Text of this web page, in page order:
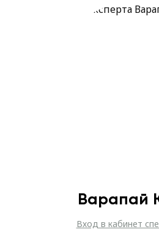
Варапай
Вход в кабинет